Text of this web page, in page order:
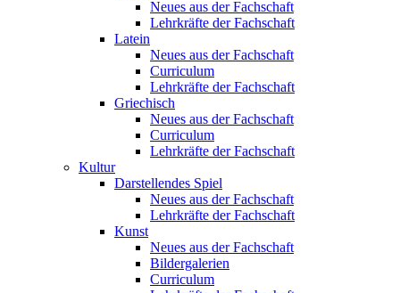
Neues aus der Fachschaft
Lehrkräfte der Fachschaft
Latein
Neues aus der Fachschaft
Curriculum
Lehrkräfte der Fachschaft
Griechisch
Neues aus der Fachschaft
Curriculum
Lehrkräfte der Fachschaft
Kultur
Darstellendes Spiel
Neues aus der Fachschaft
Lehrkräfte der Fachschaft
Kunst
Neues aus der Fachschaft
Bildergalerien
Curriculum